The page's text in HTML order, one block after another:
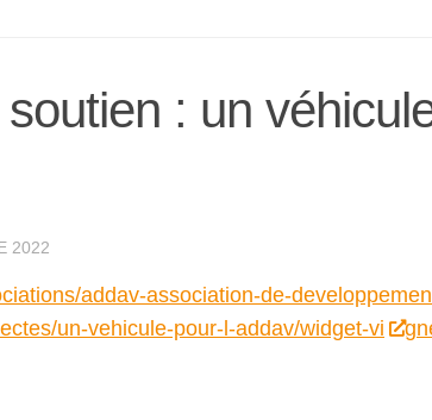
: un
2022
addav-association-de-
un-vehicule-pour-l-addav/widget-vil’Addav,
guêpes
Merci pour